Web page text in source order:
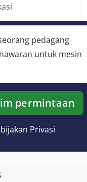
pedagang
untuk mesin
permintaan
Privasi